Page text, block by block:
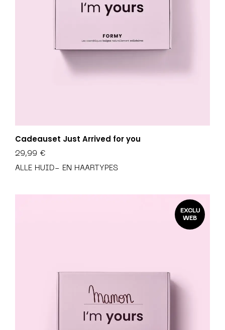
Cadeauset Just Arrived for you
29,99 €
ALLE HUID- EN HAARTYPES
EXCLU
WEB